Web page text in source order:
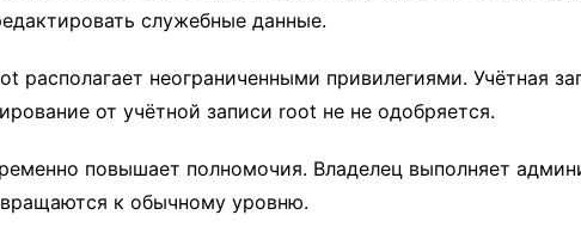
служебные данные.
располагает неограниченными привилегиями. Учётная
от учётной записи root не не одобряется.
повышает полномочия. Владелец выполняет
к обычному уровню.